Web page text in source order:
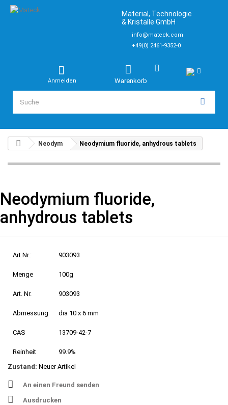
Material, Technologie
& Kristalle GmbH
info@mateck.com
+49(0) 2461-9352-0
Warenkorb
Anmelden
Neodym Neodymium fluoride, anhydrous tablets
Neodymium fluoride,
anhydrous tablets
Art.Nr.: 903093
Menge 100g
Art. Nr. 903093
Abmessung dia 10 x 6 mm
CAS 13709-42-7
Reinheit
99.9%
Zustand: Neuer Artikel
An einen Freund senden
Ausdrucken